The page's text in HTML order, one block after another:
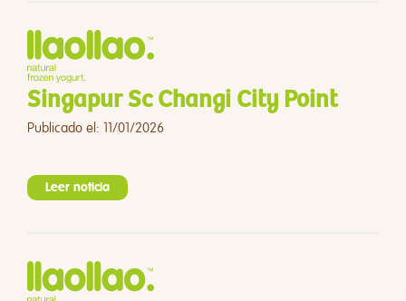
Singapur Sc Changi City Point
Publicado el: 11/01/2026
Leer noticia